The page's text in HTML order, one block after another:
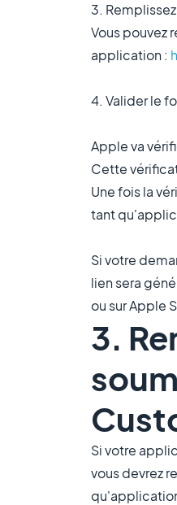
3.
Vous pouvez
application :
4. Valider le
Apple va
Cette
Une fois la
tant
Si votre
lien sera
ou sur Apple
3.
Si votre
vous devrez